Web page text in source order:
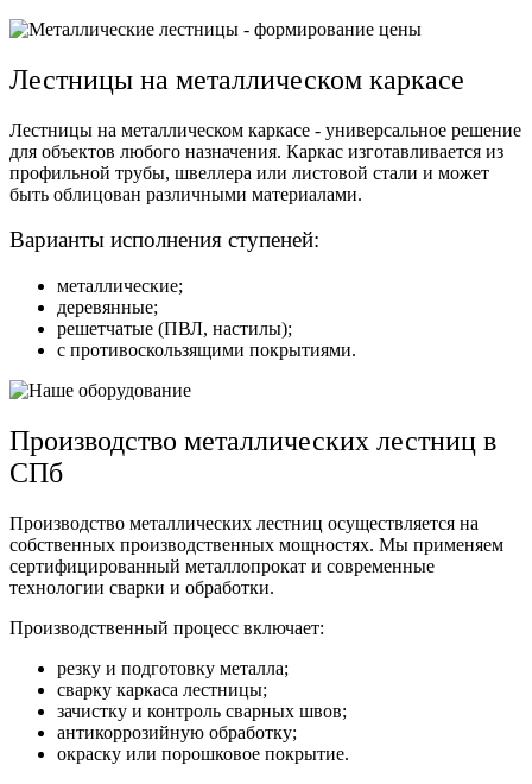
Лестницы на металлическом каркасе
Лестницы на металлическом каркасе - универсальное решение
для объектов любого назначения. Каркас изготавливается из
профильной трубы, швеллера или листовой стали и может
быть облицован различными материалами.
Варианты исполнения ступеней:
металлические;
деревянные;
решетчатые (ПВЛ, настилы);
с противоскользящими покрытиями.
Производство металлических лестниц в
СПб
Производство металлических лестниц осуществляется на
собственных производственных мощностях. Мы применяем
сертифицированный металлопрокат и современные
технологии сварки и обработки.
Производственный процесс включает:
резку и подготовку металла;
сварку каркаса лестницы;
зачистку и контроль сварных швов;
антикоррозийную обработку;
окраску или порошковое покрытие.